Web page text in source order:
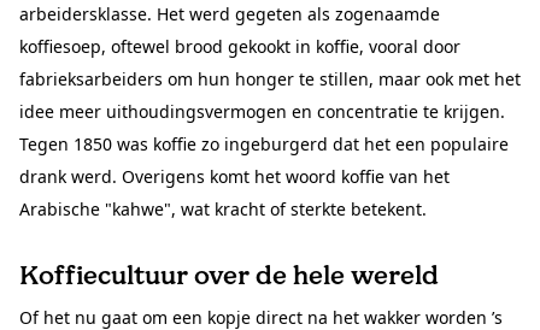
arbeidersklasse. Het werd gegeten als zogenaamde
koffiesoep, oftewel brood gekookt in koffie, vooral door
fabrieksarbeiders om hun honger te stillen, maar ook met het
idee meer uithoudingsvermogen en concentratie te krijgen.
Tegen 1850 was koffie zo ingeburgerd dat het een populaire
drank werd. Overigens komt het woord koffie van het
Arabische "kahwe", wat kracht of sterkte betekent.
Koffiecultuur over de hele wereld
Of het nu gaat om een kopje direct na het wakker worden ’s